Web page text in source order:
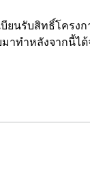
ยนรับสิทธิ์โครง
าทำหลังจากนี้ได้